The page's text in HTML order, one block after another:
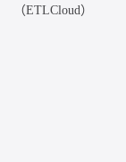
（ETLCloud）